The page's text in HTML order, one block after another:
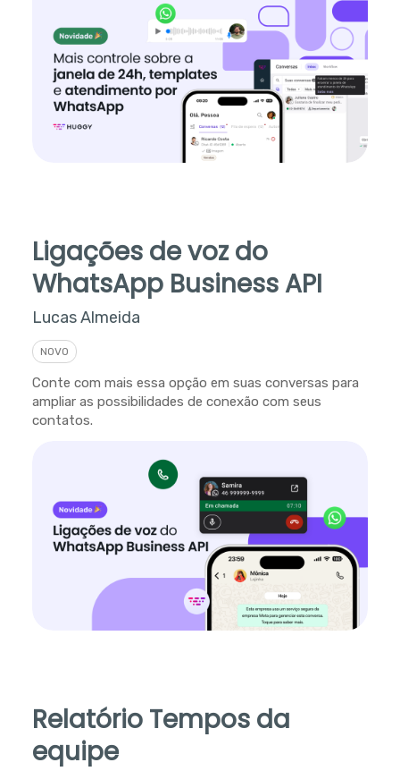
Ligações de voz do
WhatsApp Business API
Lucas Almeida
NOVO
Conte com mais essa opção em suas conversas para
ampliar as possibilidades de conexão com seus
contatos.
Relatório Tempos da
equipe